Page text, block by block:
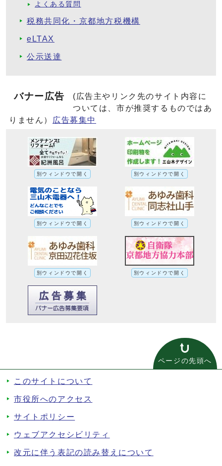
よくある質問
税務共同化・京都地方税機構
eLTAX
公示送達
バナー広告
(広告主やリンク先のサイト内容に
ついては、市が推奨するものではあ
りません）
広告募集中
別ウィンドウで開く 別ウィンドウで開く
別ウィンドウで開く 別ウィンドウで開く
別ウィンドウで開く 別ウィンドウで開く
ページの先頭へ
このサイトについて
市役所へのアクセス
サイトポリシー
ウェブアクセシビリティ
改元に伴う表記の読み替えについて